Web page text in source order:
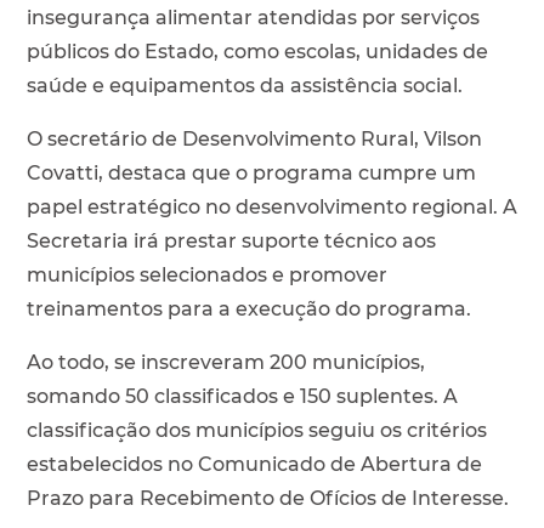
insegurança alimentar atendidas por serviços
públicos do Estado, como escolas, unidades de
saúde e equipamentos da assistência social.
O secretário de Desenvolvimento Rural, Vilson
Covatti, destaca que o programa cumpre um
papel estratégico no desenvolvimento regional. A
Secretaria irá prestar suporte técnico aos
municípios selecionados e promover
treinamentos para a execução do programa.
Ao todo, se inscreveram 200 municípios,
somando 50 classificados e 150 suplentes. A
classificação dos municípios seguiu os critérios
estabelecidos no Comunicado de Abertura de
Prazo para Recebimento de Ofícios de Interesse.